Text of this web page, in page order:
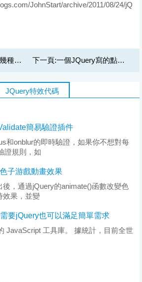
JohnStart/archive/2011/08/24/jQ
$(#控件ID) 下一頁:一個JQuery寫的點擊上下滾動的小例子
JQuery特效代碼
簡易驗證插件
和onblur的即時驗證，如果你不想對每
證規則，如
子游戲動畫效果
，通過jQuery的animate()函數改變色
效果，並變
要jQuery也可以滿足簡單需求
JavaScript 工具庫。 據統計，目前全世